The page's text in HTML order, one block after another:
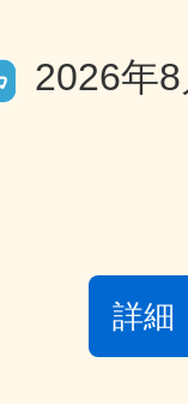
2026年
詳細